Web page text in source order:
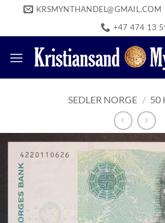
content
KRSMYNTHANDEL@GMAIL.COM
+47 474 13
SEDLER NORGE / 50